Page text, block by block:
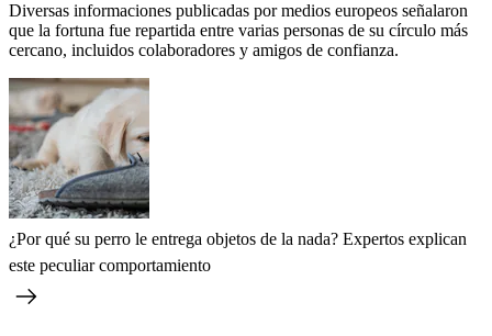
Diversas informaciones publicadas por medios europeos señalaron
que la fortuna fue repartida entre varias personas de su círculo más
cercano, incluidos colaboradores y amigos de confianza.
¿Por qué su perro le entrega objetos de la nada? Expertos explican
este peculiar comportamiento